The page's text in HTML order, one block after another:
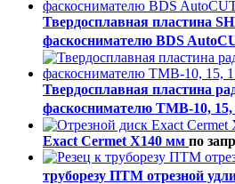
Твердосплавная пластина
фаскоснимателю BDS
Твердосплавная пластина
фаскоснимателю ТМВ-10,
Exact Cermet X140 мм по
труборезу ПТМ отрезной